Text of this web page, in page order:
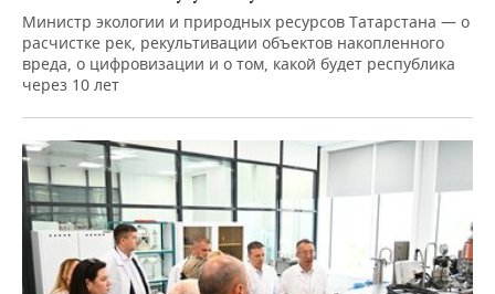
Министр экологии и природных ресурсов Татарстана — о
расчистке рек, рекультивации объектов накопленного
вреда, о цифровизации и о том, какой будет республика
через 10 лет